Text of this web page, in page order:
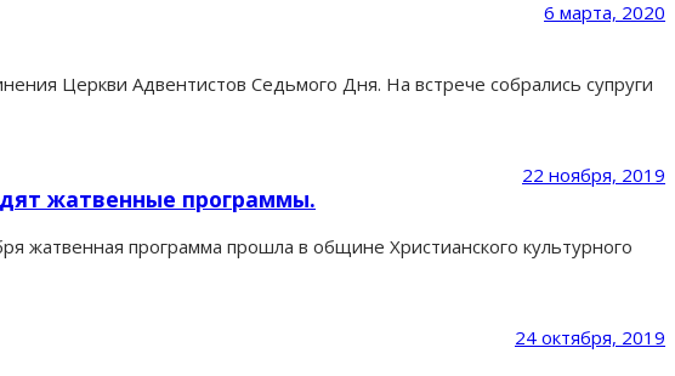
6 марта, 2020
Церкви Адвентистов Седьмого Дня. На встрече собрались супруги
22 ноября, 2019
жатвенные программы.
жатвенная программа прошла в общине Христианского культурного
24 октября, 2019